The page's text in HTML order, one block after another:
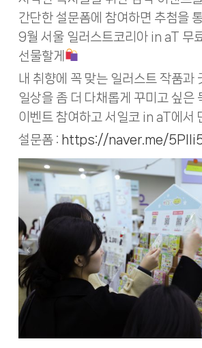
간단한 설문폼에 참여하면 추첨을
9월 서울 일러스트코리아 in aT 무
선물할게
내 취향에 꼭 맞는 일러스트 작품과
일상을 좀 더 다채롭게 꾸미고 싶은
이벤트 참여하고 서일코 in aT에서
설문폼 : https://naver.me/